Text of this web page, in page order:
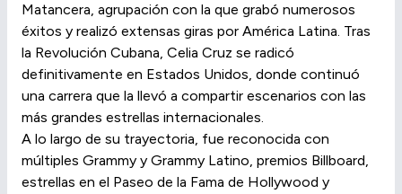
Matancera, agrupación con la que grabó numerosos
éxitos y realizó extensas giras por América Latina. Tras
la Revolución Cubana, Celia Cruz se radicó
definitivamente en Estados Unidos, donde continuó
una carrera que la llevó a compartir escenarios con las
más grandes estrellas internacionales.
A lo largo de su trayectoria, fue reconocida con
múltiples Grammy y Grammy Latino, premios Billboard,
estrellas en el Paseo de la Fama de Hollywood y